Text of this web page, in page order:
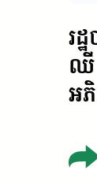
រដ្
ឈី
អ